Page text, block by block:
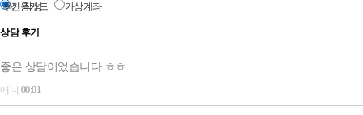
신용카드 가상계좌
상담 신청하기
최대 12개월 무이자
후기 작성
상담 후기
좋은 상담이었습니다 ㅎㅎ
애니 00:01